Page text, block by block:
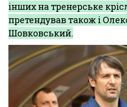
інших на тренерське
претендував також і
Шовковський.